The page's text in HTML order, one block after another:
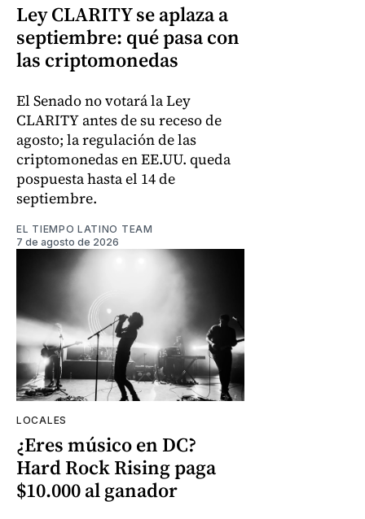
Ley CLARITY se aplaza a
septiembre: qué pasa con
las criptomonedas
El Senado no votará la Ley
CLARITY antes de su receso de
agosto; la regulación de las
criptomonedas en EE.UU. queda
pospuesta hasta el 14 de
septiembre.
EL TIEMPO LATINO TEAM
7 de agosto de 2026
LOCALES
¿Eres músico en DC?
Hard Rock Rising paga
$10.000 al ganador